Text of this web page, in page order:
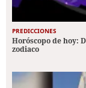
PREDICCIONES
Horóscopo de hoy:
zodiaco